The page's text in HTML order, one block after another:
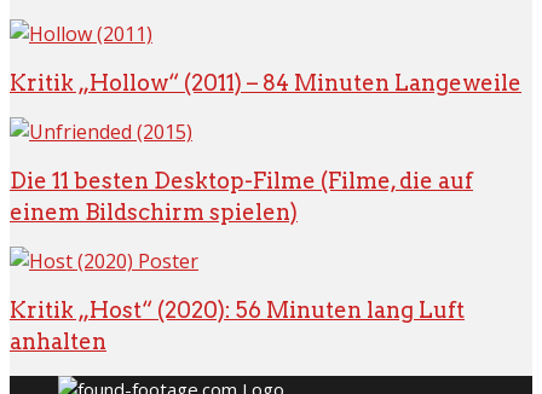
Kritik „Hollow“ (2011) – 84 Minuten Langeweile
Die 11 besten Desktop-Filme (Filme, die auf
einem Bildschirm spielen)
Kritik „Host“ (2020): 56 Minuten lang Luft
anhalten